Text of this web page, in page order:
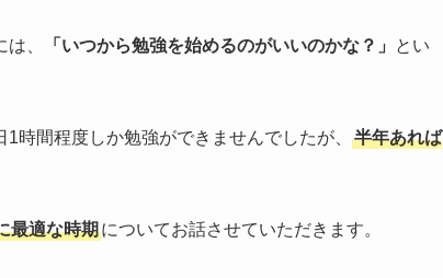
、 「いつから勉強を始めるのがいいのかな？」
とい
時間程度しか勉強ができませんでしたが、
半年あれば
最適な時期についてお話させていただきます。